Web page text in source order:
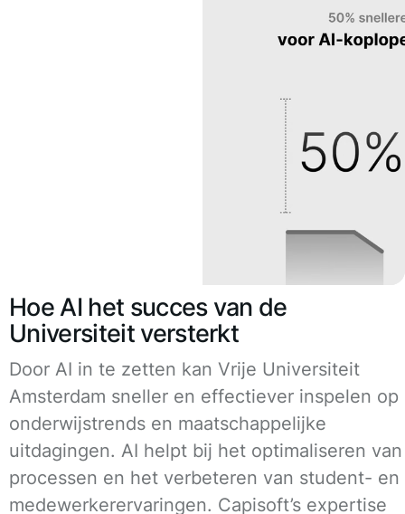
Hoe AI het succes van de
Universiteit versterkt
Door AI in te zetten kan Vrije Universiteit
Amsterdam sneller en effectiever inspelen op
onderwijstrends en maatschappelijke
uitdagingen. AI helpt bij het optimaliseren van
processen en het verbeteren van student- en
medewerkerervaringen. Capisoft’s expertise